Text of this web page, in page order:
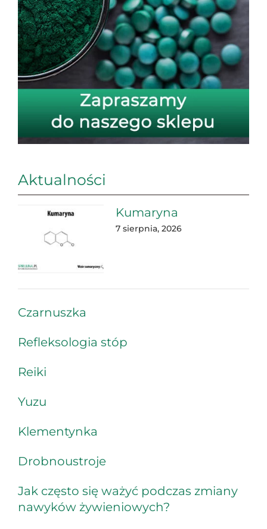
Aktualności
Kumaryna
7 sierpnia, 2026
Czarnuszka
Refleksologia stóp
Reiki
Yuzu
Klementynka
Drobnoustroje
Jak często się ważyć podczas zmiany
nawyków żywieniowych?